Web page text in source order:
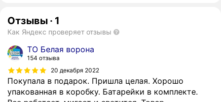
Отзывы · 1
Как Яндекс проверяет отзывы
ТО Белая ворона
154 отзыва
20 декабря 2022
Покупала в подарок. Пришла целая. Хорошо
упакованная в коробку. Батарейки в комплекте.